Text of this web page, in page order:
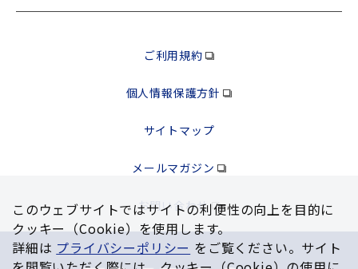
ご利用規約
個人情報保護方針
サイトマップ
メールマガジン
お問い合わせ
このウェブサイトではサイトの利便性の向上を⽬的に
クッキー（Cookie）を使⽤します。
詳細は プライバシーポリシー をご覧ください。サイト